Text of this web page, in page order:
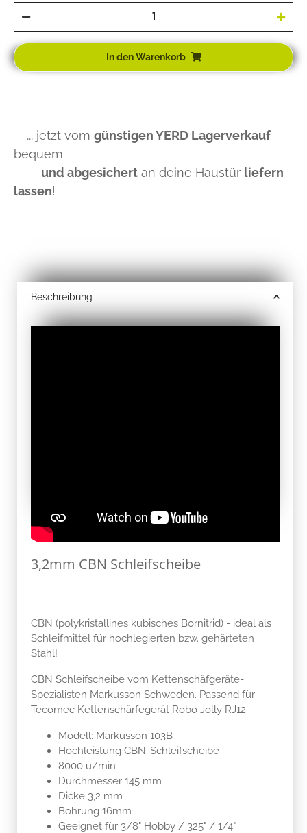
In den Warenkorb
... jetzt vom günstigen YERD Lagerverkauf
bequem
und abgesichert an deine Haustür liefern
lassen!
Beschreibung
3,2mm CBN Schleifscheibe
CBN (polykristallines kubisches Bornitrid) - ideal als
Schleifmittel für hochlegierten bzw. gehärteten
Stahl!
CBN Schleifscheibe vom Kettenschäfgeräte-
Spezialisten Markusson Schweden. Passend für
Tecomec Kettenschärfegerät Robo Jolly RJ12
Modell: Markusson 103B
Hochleistung CBN-Schleifscheibe
8000 u/min
Durchmesser 145 mm
Dicke 3,2 mm
Bohrung 16mm
Geeignet für 3/8" Hobby / 325" / 1/4"